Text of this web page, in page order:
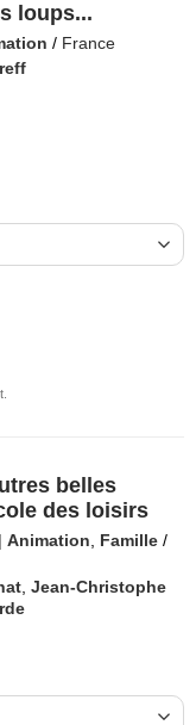
loups...
/ France
belles
des loisirs
| Animation Famille /
,Jean-Christophe